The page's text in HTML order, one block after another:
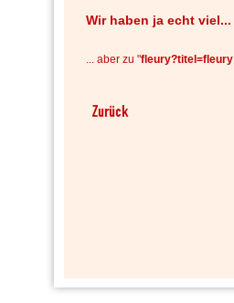
Wir haben ja echt viel...
... aber zu "fleury?titel=fleury